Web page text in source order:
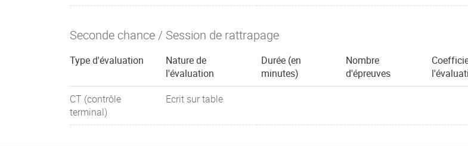
Seconde chance / Session de rattrapage
Type d'évaluation
Nature de
l'évaluation
Durée (en
minutes)
Nombre
d'épreuves
CT (contrôle
terminal)
Ecrit sur table